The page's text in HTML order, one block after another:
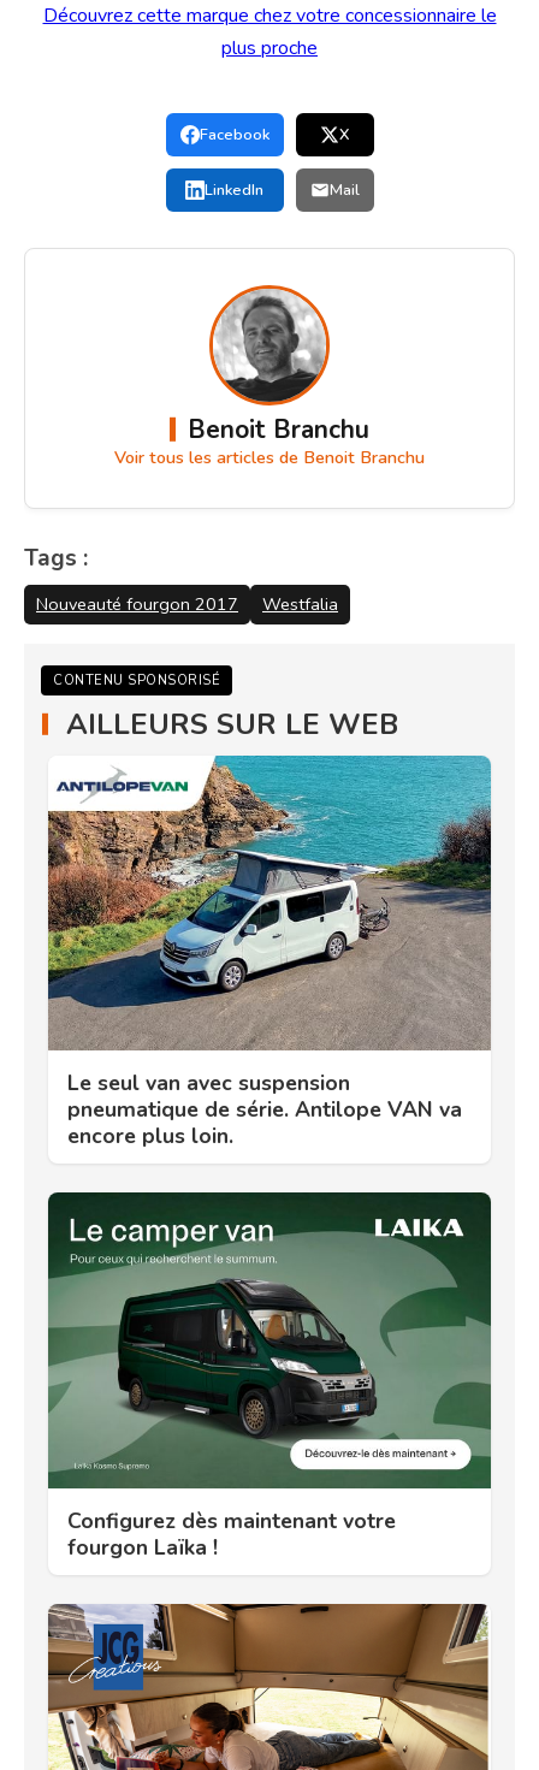
Découvrez cette marque chez votre concessionnaire le
plus proche
Facebook X
LinkedIn Mail
Benoit Branchu
Voir tous les articles de Benoit Branchu
Tags :
Nouveauté fourgon 2017 Westfalia
CONTENU SPONSORISÉ
AILLEURS SUR LE WEB
Le seul van avec suspension
pneumatique de série. Antilope VAN va
encore plus loin.
Configurez dès maintenant votre
fourgon Laïka !